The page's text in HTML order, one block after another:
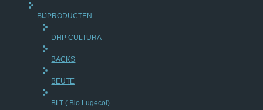
BIJPRODUCTEN
DHP CULTURA
BACKS
BEUTE
BLT ( Bio Lugecol)